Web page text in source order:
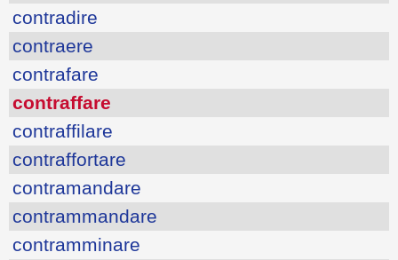
contradire
contraere
contrafare
contraffare
contraffilare
contraffortare
contramandare
contrammandare
contramminare